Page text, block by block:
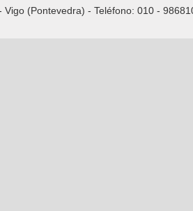
Vigo (Pontevedra) - Teléfono: 010 -